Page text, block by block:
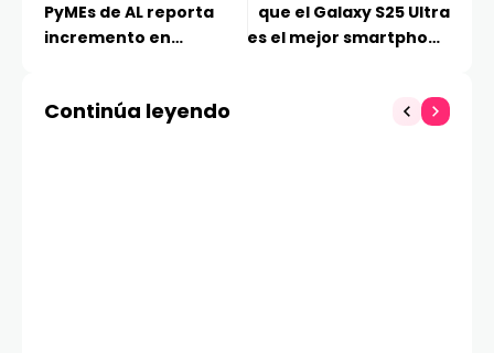
PyMEs de AL reporta
incremento en
para enfrentarlos
que el Galaxy S25 Ultra
es el mejor smartphone
Continúa leyendo